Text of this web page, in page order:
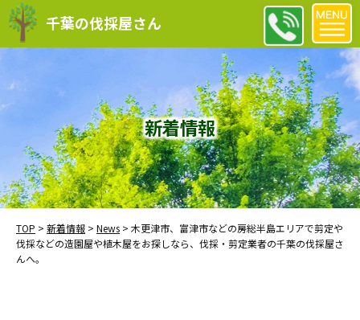
千葉の伐採屋さん
新着情報
TOP > 新着情報 > News > 木更津市、富津市などの房総半島エリアで剪定や
伐採などの造園屋や植木屋をお探しなら、伐採・剪定業者の千葉の伐採屋さ
んへ。